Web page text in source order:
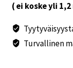
( ei koske yli
Turvallinen